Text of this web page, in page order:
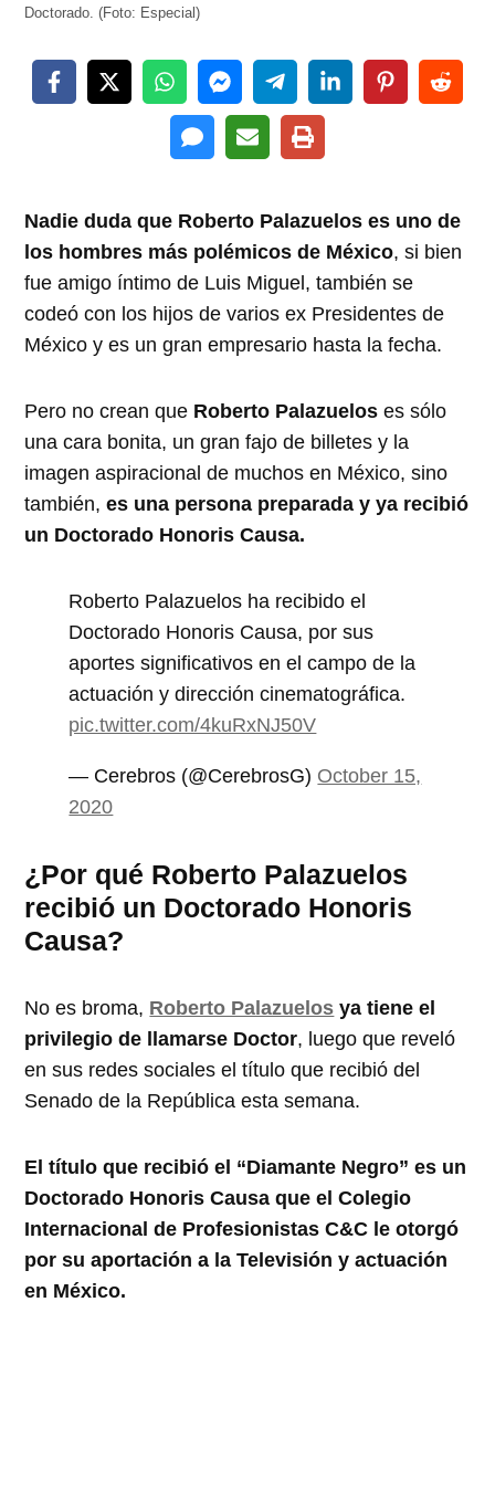
Doctorado. (Foto: Especial)
Nadie duda que Roberto Palazuelos es uno de
los hombres más polémicos de México, si bien
fue amigo íntimo de Luis Miguel, también se
codeó con los hijos de varios ex Presidentes de
México y es un gran empresario hasta la fecha.
Pero no crean que Roberto Palazuelos es sólo
una cara bonita, un gran fajo de billetes y la
imagen aspiracional de muchos en México, sino
también,es una persona preparada y ya recibió
un Doctorado Honoris Causa.
Roberto Palazuelos ha recibido el
Doctorado Honoris Causa, por sus
aportes significativos en el campo de la
actuación y dirección cinematográfica.
pic.twitter.com/4kuRxNJ50V
— Cerebros (@CerebrosG) October 15,
2020
¿Por qué Roberto Palazuelos
recibió un Doctorado Honoris
Causa?
No es broma, Roberto Palazuelos ya tiene el
privilegio de llamarse Doctor, luego que reveló
en sus redes sociales el título que recibió del
Senado de la República esta semana.
El título que recibió el “Diamante Negro” es un
Doctorado Honoris Causa que el Colegio
Internacional de Profesionistas C&C le otorgó
por su aportación a la Televisión y actuación
en México.